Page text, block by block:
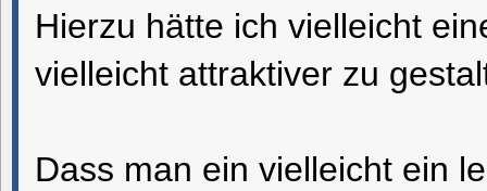
Hierzu hätte ich vielleicht
vielleicht attraktiver zu
Dass man ein vielleicht ein